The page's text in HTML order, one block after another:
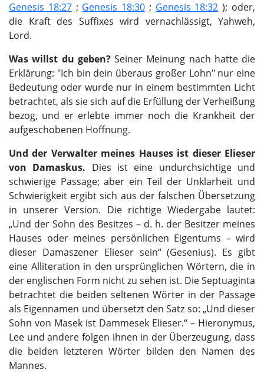
Genesis 18:27; Genesis 18:30 ; Genesis 18:32 ); oder,
die Kraft des Suffixes wird vernachlässigt, Yahweh,
Lord.
Was willst du geben? Seiner Meinung nach hatte die
Erklärung: "Ich bin dein überaus großer Lohn" nur eine
Bedeutung oder wurde nur in einem bestimmten Licht
betrachtet, als sie sich auf die Erfüllung der Verheißung
bezog, und er erlebte immer noch die Krankheit der
aufgeschobenen Hoffnung.
Und der Verwalter meines Hauses ist dieser Elieser
von Damaskus. Dies ist eine undurchsichtige und
schwierige Passage; aber ein Teil der Unklarheit und
Schwierigkeit ergibt sich aus der falschen Übersetzung
in unserer Version. Die richtige Wiedergabe lautet:
„Und der Sohn des Besitzes – d. h. der Besitzer meines
Hauses oder meines persönlichen Eigentums – wird
dieser Damaszener Elieser sein“ (Gesenius). Es gibt
eine Alliteration in den ursprünglichen Wörtern, die in
der englischen Form nicht zu sehen ist. Die Septuaginta
betrachtet die beiden seltenen Wörter in der Passage
als Eigennamen und übersetzt den Satz so: „Und dieser
Sohn von Masek ist Dammesek Elieser.“ – Hieronymus,
Lee und andere folgen ihnen in der Überzeugung, dass
die beiden letzteren Wörter bilden den Namen des
Mannes.